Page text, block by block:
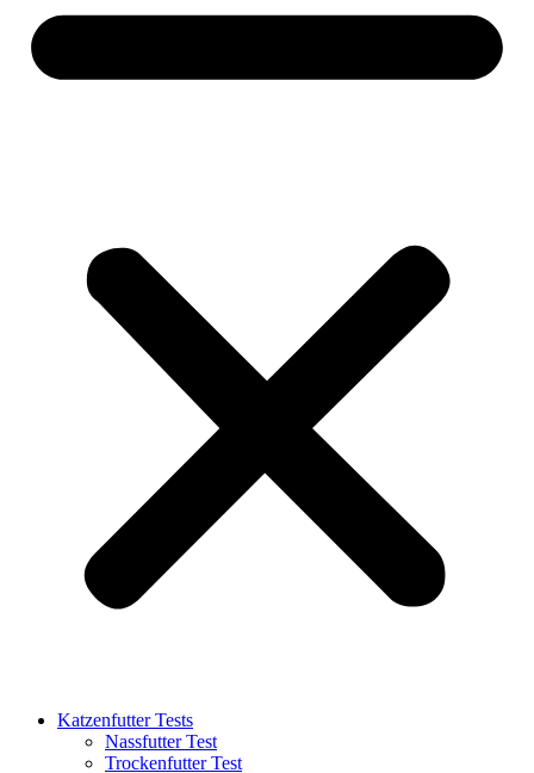
Katzenfutter Tests
Nassfutter Test
Trockenfutter Test